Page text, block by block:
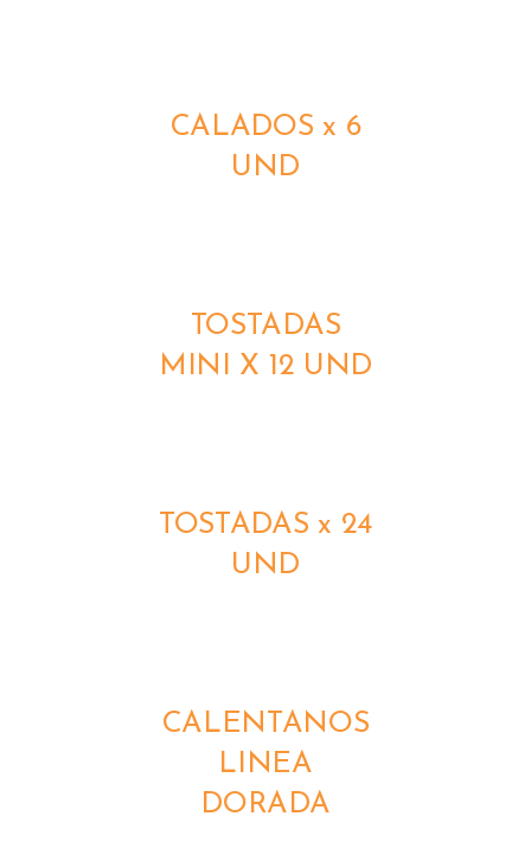
CALADOS x 6
UND
TOSTADAS
MINI X 12 UND
TOSTADAS x 24
UND
CALENTANOS
LINEA
DORADA